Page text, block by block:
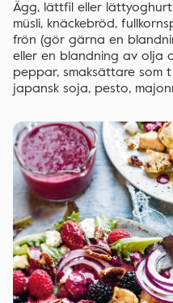
Ägg, lättfil eller
müsli, knäckebröd,
frön (gör gärna en
eller en blandning av olja
peppar, smaksättare som
japansk soja, pesto,